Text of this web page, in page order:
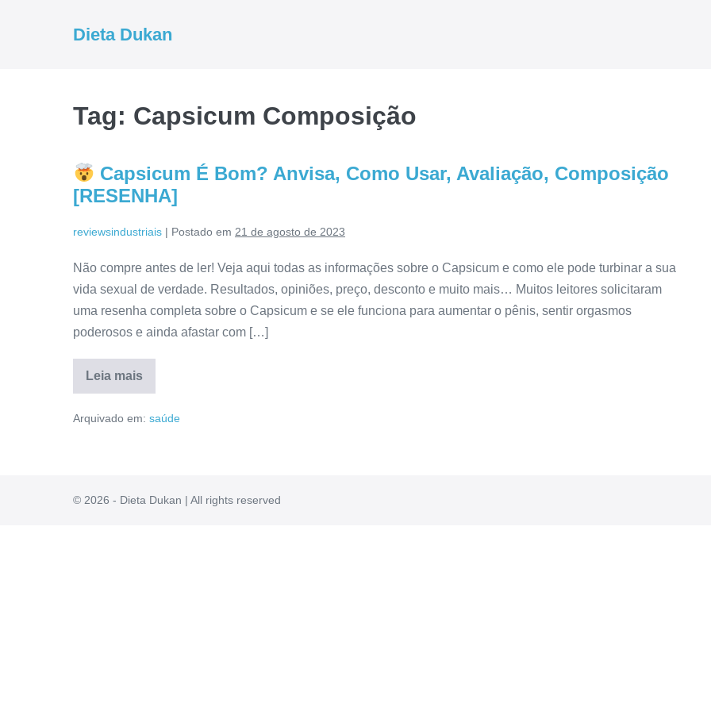
Dieta Dukan
Tag: Capsicum Composição
Capsicum É Bom? Anvisa, Como Usar, Avaliação, Composição
[RESENHA]
reviewsindustriais | Postado em 21 de agosto de 2023
Não compre antes de ler! Veja aqui todas as informações sobre o Capsicum e como ele pode turbinar a sua
vida sexual de verdade. Resultados, opiniões, preço, desconto e muito mais… Muitos leitores solicitaram
uma resenha completa sobre o Capsicum e se ele funciona para aumentar o pênis, sentir orgasmos
poderosos e ainda afastar com […]
Leia mais
Capsicum
Bom?
[RESENHA]
Arquivado em: saúde
© 2026 - Dieta Dukan | All rights reserved